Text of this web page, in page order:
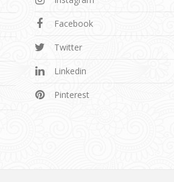
Facebook
Twitter
Linkedin
Pinterest